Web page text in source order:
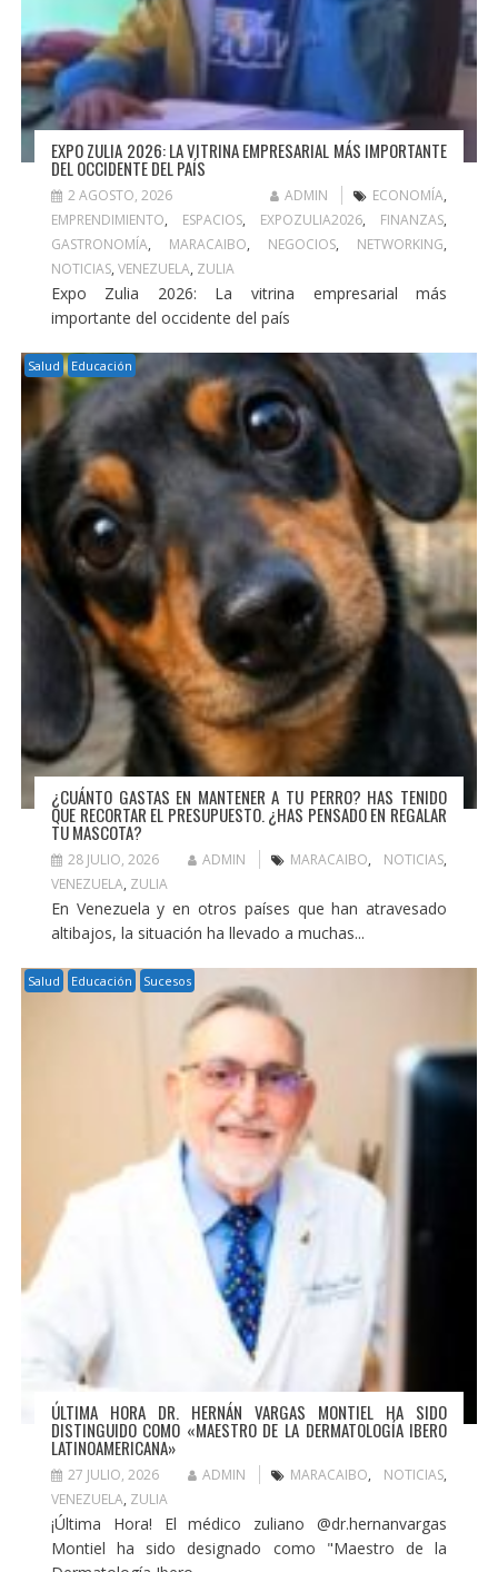
EXPO ZULIA 2026: LA VITRINA EMPRESARIAL MÁS IMPORTANTE
DEL OCCIDENTE DEL PAÍS
2 AGOSTO, 2026 ADMIN ECONOMÍA,
EMPRENDIMIENTO, ESPACIOS, EXPOZULIA2026, FINANZAS,
GASTRONOMÍA, MARACAIBO, NEGOCIOS, NETWORKING,
NOTICIAS, VENEZUELA, ZULIA
Expo Zulia 2026: La vitrina empresarial más
importante del occidente del país
Salud Educación
¿CUÁNTO GASTAS EN MANTENER A TU PERRO? HAS TENIDO
QUE RECORTAR EL PRESUPUESTO. ¿HAS PENSADO EN REGALAR
TU MASCOTA?
28 JULIO, 2026 ADMIN MARACAIBO, NOTICIAS,
VENEZUELA, ZULIA
En Venezuela y en otros países que han atravesado
altibajos, la situación ha llevado a muchas...
Salud Educación Sucesos
ÚLTIMA HORA DR. HERNÁN VARGAS MONTIEL HA SIDO
DISTINGUIDO COMO «MAESTRO DE LA DERMATOLOGÍA IBERO
LATINOAMERICANA»
27 JULIO, 2026 ADMIN MARACAIBO, NOTICIAS,
VENEZUELA, ZULIA
¡Última Hora! El médico zuliano @dr.hernanvargas
Montiel ha sido designado como "Maestro de la